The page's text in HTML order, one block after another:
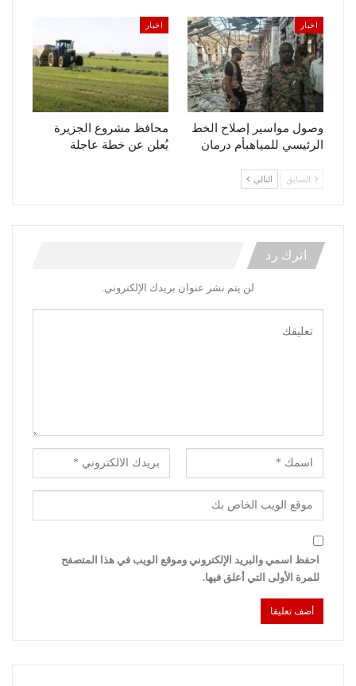
اخبار
وصول مواسير إصلاح الخط
الرئيسي للمياهبأم درمان
اخبار
محافظ مشروع الجزيرة
يُعلن عن خطة عاجلة
السابق التالي
اترك رد
لن يتم نشر عنوان بريدك الإلكتروني.
احفظ اسمي والبريد الإلكتروني وموقع الويب في هذا المتصفح
للمرة الأولى التي أعلق فيها.